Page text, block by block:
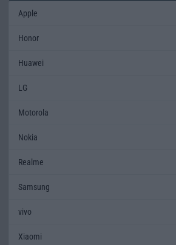
Apple
Honor
Huawei
LG
Motorola
Nokia
Realme
Samsung
vivo
Xiaomi